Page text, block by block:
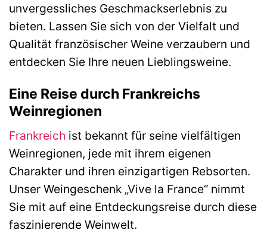
unvergessliches Geschmackserlebnis zu
bieten. Lassen Sie sich von der Vielfalt und
Qualität französischer Weine verzaubern und
entdecken Sie Ihre neuen Lieblingsweine.
Eine Reise durch Frankreichs
Weinregionen
Frankreich ist bekannt für seine vielfältigen
Weinregionen, jede mit ihrem eigenen
Charakter und ihren einzigartigen Rebsorten.
Unser Weingeschenk „Vive la France“ nimmt
Sie mit auf eine Entdeckungsreise durch diese
faszinierende Weinwelt.